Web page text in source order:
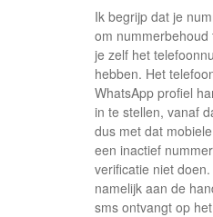
Ik begrijp dat je
om
je zelf het
hebben. Het
WhatsApp profiel
in te stellen, vanaf
dus met dat
een inactief
verificatie niet
namelijk aan de
sms ontvangt op